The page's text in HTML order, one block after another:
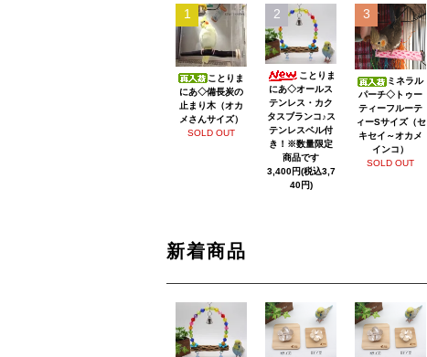
1
ことりま
にあ◇備長炭の
止まり木（オカ
メさんサイズ）
SOLD OUT
2
ことりま
にあ◇オールス
テンレス・カク
タスブランコ♪ス
テンレスベル付
き！※数量限定
商品です
3,400円(税込3,7
40円)
3
ミネラル
パーチ◇トゥー
ティーフルーテ
ィーSサイズ（セ
キセイ～オカメ
インコ）
SOLD OUT
新着商品